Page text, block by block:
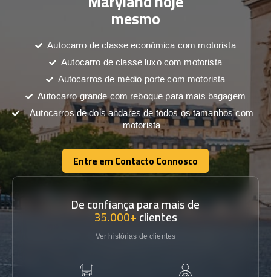
mesmo
Autocarro de classe económica com motorista
Autocarro de classe luxo com motorista
Autocarros de médio porte com motorista
Autocarro grande com reboque para mais bagagem
Autocarros de dois andares de todos os tamanhos com
motorista
Entre em Contacto Connosco
Entre em Contacto Connosco
De confiança para mais de
35.000+clientes
Ver histórias de clientes